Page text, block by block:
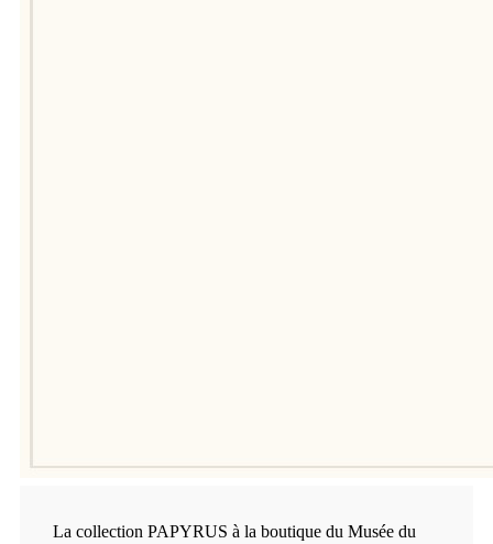
La collection PAPYRUS à la boutique du Musée du